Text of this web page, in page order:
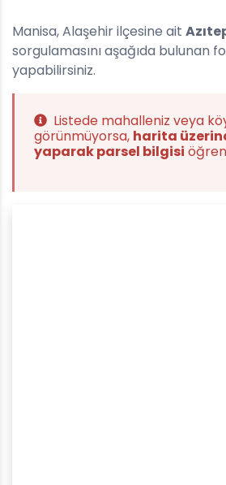
Manisa, Alaşehir ilçesine ait
sorgulamasını aşağıda bulunan
yapabilirsiniz.
Listede mahalleniz veya
görünmüyorsa, harita
yaparak parsel bilgisi